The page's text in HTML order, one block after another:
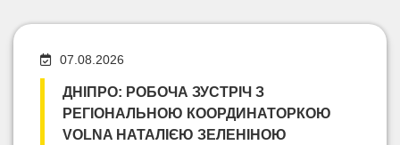
07.08.2026
ДНІПРО: РОБОЧА ЗУСТРІЧ З
РЕГІОНАЛЬНОЮ КООРДИНАТОРКОЮ
VOLNA НАТАЛІЄЮ ЗЕЛЕНІНОЮ